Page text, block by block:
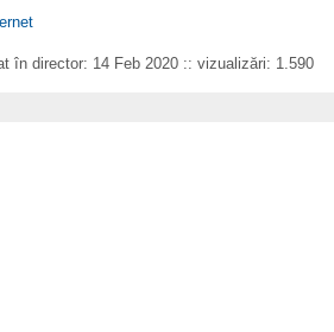
în director: 14 Feb 2020 :: vizualizări: 1.590